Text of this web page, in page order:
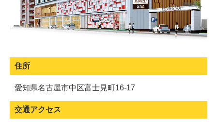
住所
愛知県名古屋市中区富士見町16-17
交通アクセス